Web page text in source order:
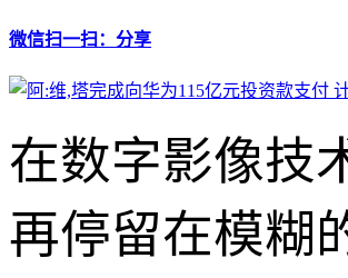
微信扫一扫：分享
在数字影像技
再停留在模糊